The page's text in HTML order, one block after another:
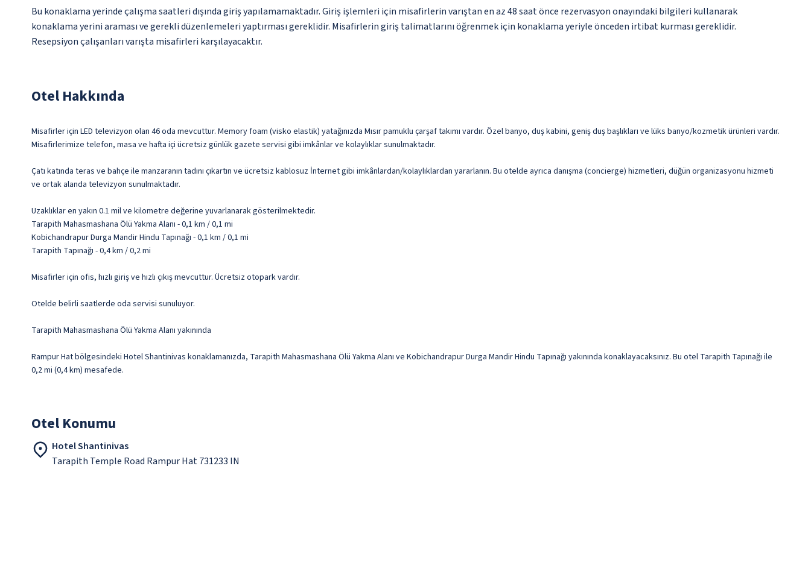
Bu konaklama yerinde çalışma saatleri dışında giriş yapılamamaktadır. Giriş işlemleri için misafirlerin varıştan en az 48 saat önce rezervasyon onayındaki bilgileri kullanarak
konaklama yerini araması ve gerekli düzenlemeleri yaptırması gereklidir. Misafirlerin giriş talimatlarını öğrenmek için konaklama yeriyle önceden irtibat kurması gereklidir.
Resepsiyon çalışanları varışta misafirleri karşılayacaktır.
Otel Hakkında
Misafirler için LED televizyon olan 46 oda mevcuttur. Memory foam (visko elastik) yatağınızda Mısır pamuklu çarşaf takımı vardır. Özel banyo, duş kabini, geniş duş başlıkları ve lüks banyo/kozmetik ürünleri vardır.
Misafirlerimize telefon, masa ve hafta içi ücretsiz günlük gazete servisi gibi imkânlar ve kolaylıklar sunulmaktadır.
Çatı katında teras ve bahçe ile manzaranın tadını çıkartın ve ücretsiz kablosuz İnternet gibi imkânlardan/kolaylıklardan yararlanın. Bu otelde ayrıca danışma (concierge) hizmetleri, düğün organizasyonu hizmeti
ve ortak alanda televizyon sunulmaktadır.
Uzaklıklar en yakın 0.1 mil ve kilometre değerine yuvarlanarak gösterilmektedir.
Tarapith Mahasmashana Ölü Yakma Alanı - 0,1 km / 0,1 mi
Kobichandrapur Durga Mandir Hindu Tapınağı - 0,1 km / 0,1 mi
Tarapith Tapınağı - 0,4 km / 0,2 mi
Misafirler için ofis, hızlı giriş ve hızlı çıkış mevcuttur. Ücretsiz otopark vardır.
Otelde belirli saatlerde oda servisi sunuluyor.
Tarapith Mahasmashana Ölü Yakma Alanı yakınında
Rampur Hat bölgesindeki Hotel Shantinivas konaklamanızda, Tarapith Mahasmashana Ölü Yakma Alanı ve Kobichandrapur Durga Mandir Hindu Tapınağı yakınında konaklayacaksınız. Bu otel Tarapith Tapınağı ile
0,2 mi (0,4 km) mesafede.
Otel Konumu
Hotel Shantinivas
Tarapith Temple Road Rampur Hat 731233 IN